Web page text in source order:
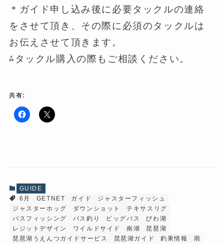
＊ガイド申し込み後に必要タックルの連絡
をさせて頂き、その際に必須のタックルは
お伝えさせて頂きます。
⁂タックル購入の際もご相談ください。
共有:
F
k
有
す
る
に
は
ク
リ
ッ
ク
ク
で
(
新
し
い
ウ
ィ
ン
ド
ウ
GUIDE
6月
GETNET ガイド
ジャスターフィッシュ
ジャスターホッグ
ダウンショット
テキサスリグ
バスフィッシング
バス釣り ビッグバス
びわ湖
レジットデザイン
ワイルドサイド 南湖
琵琶湖
琵琶湖うえんつガイドサービス
琵琶湖ガイド 釣果情報 雨